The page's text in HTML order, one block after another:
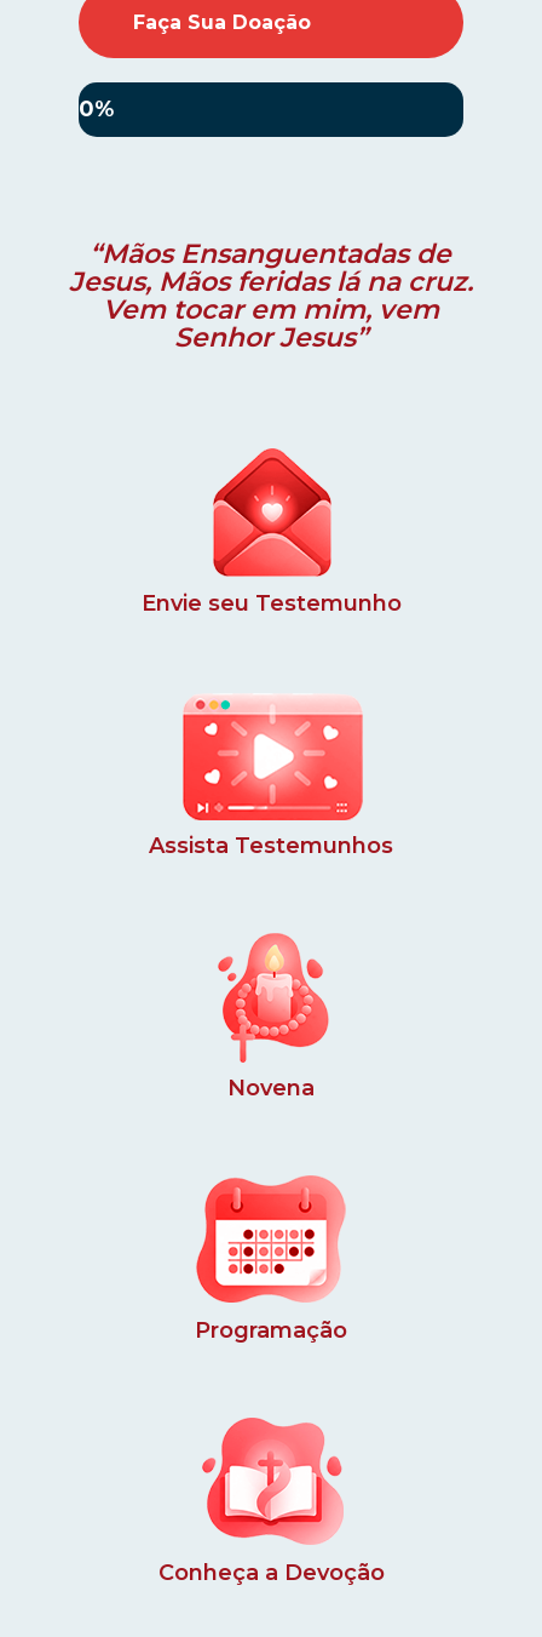
Faça Sua Doação
0%
“Mãos Ensanguentadas de
Jesus, Mãos feridas lá na cruz.
Vem tocar em mim, vem
Senhor Jesus”
Envie seu Testemunho
Assista Testemunhos
Novena
Programação
Conheça a Devoção